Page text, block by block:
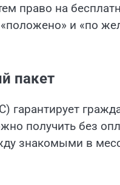
право на
и «по
пакет
гарантирует
получить без
знакомыми в